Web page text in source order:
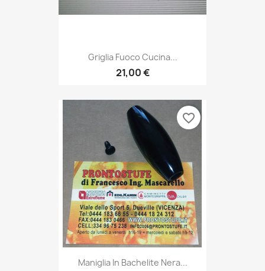
Griglia Fuoco Cucina...
21,00 €
Maniglia In Bachelite Nera...
favorite_border